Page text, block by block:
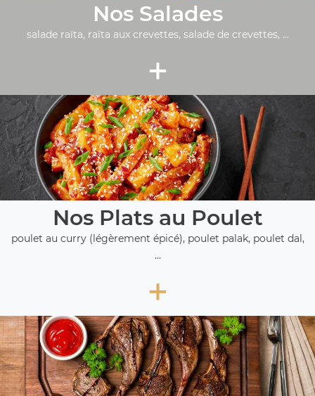
Nos Salades
salade raïta, raïta aux crevettes, salade de crevettes, ...
+
Nos Plats au Poulet
poulet au curry (légèrement épicé), poulet palak, poulet dal,
...
+